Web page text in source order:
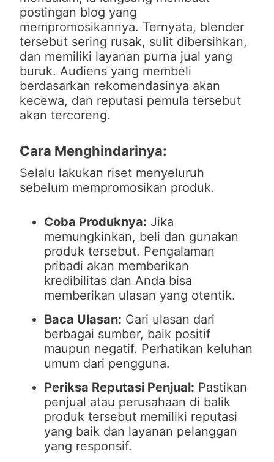
postingan blog yang
mempromosikannya. Ternyata, blender
tersebut sering rusak, sulit dibersihkan,
dan memiliki layanan purna jual yang
buruk. Audiens yang membeli
berdasarkan rekomendasinya akan
kecewa, dan reputasi pemula tersebut
akan tercoreng.
Cara Menghindarinya:
Selalu lakukan riset menyeluruh
sebelum mempromosikan produk.
Coba Produknya: Jika
memungkinkan, beli dan gunakan
produk tersebut. Pengalaman
pribadi akan memberikan
kredibilitas dan Anda bisa
memberikan ulasan yang otentik.
Baca Ulasan: Cari ulasan dari
berbagai sumber, baik positif
maupun negatif. Perhatikan keluhan
umum dari pengguna.
Periksa Reputasi Penjual: Pastikan
penjual atau perusahaan di balik
produk tersebut memiliki reputasi
yang baik dan layanan pelanggan
yang responsif.